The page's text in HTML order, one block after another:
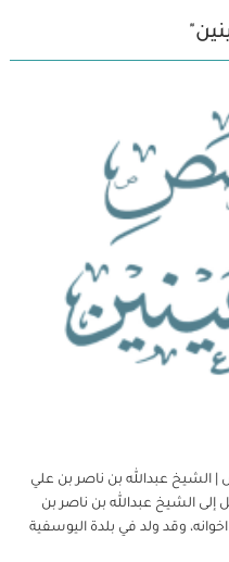
(١) أمير الغوص | الشيخ عبدالله بن ناصر بن علي
الشيخ عبدالله بن ناصر بن
وقد ولد في بلدة اليوسفية